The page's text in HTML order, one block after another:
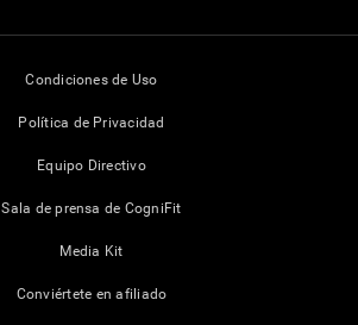
Condiciones de Uso
Política de Privacidad
Equipo Directivo
Sala de prensa de CogniFit
Media Kit
Conviértete en afiliado